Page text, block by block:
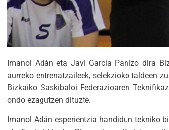
Imanol Adán eta Javi García Panizo dira
aurreko entrenatzaileek, selekzioko taldeen
Bizkaiko Saskibaloi Federazioaren
ondo ezagutzen dituzte.
Imanol Adán esperientzia handidun tekniko